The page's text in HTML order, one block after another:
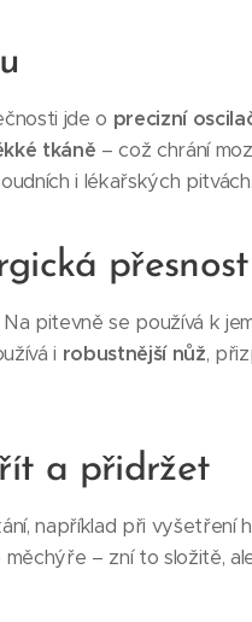
jde o precizní
tkáně – což chrání
i lékařských pitvách.
přesnost
pitevně se používá k
i robustnější nůž,
a přidržet
například při vyšetření
– zní to složitě,